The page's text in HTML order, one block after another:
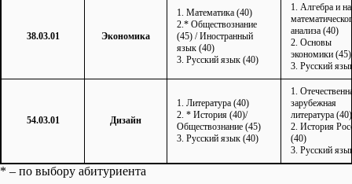
38.03.01 Экономика
1. Математика (40)
2.* Обществознание
(45) / Иностранный
язык (40)
3. Русский язык (40)
1. Алгебра и
анализа (40)
2. Основы
экономики (45)
3. Русский
54.03.01 Дизайн
1. Литература (40)
2. * История (40)/
Обществознание (45)
3. Русский язык (40)
1.
зарубежная
литература (40)
2. История
(40)
3. Русский
* – по выбору абитуриента